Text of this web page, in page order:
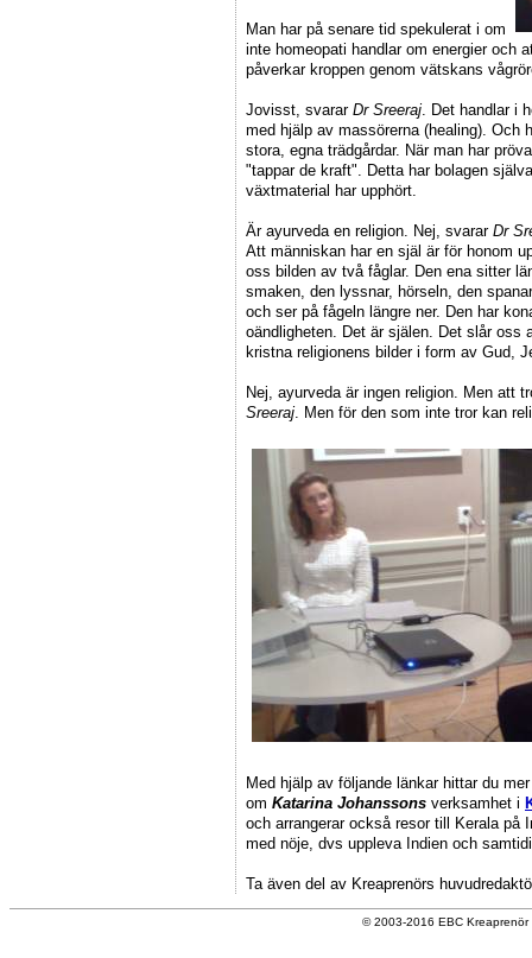
Man har på senare tid spekulerat i om
inte homeopati handlar om energier och
påverkar kroppen genom vätskans
Jovisst, svarar Dr Sreeraj. Det handlar i
med hjälp av massörerna (healing). Och
stora, egna trädgårdar. När man har
"tappar de kraft". Detta har bolagen
växtmaterial har upphört.
Är ayurveda en religion. Nej, svarar Dr
Att människan har en själ är för honom
oss bilden av två fåglar. Den ena sitter
smaken, den lyssnar, hörseln, den
och ser på fågeln längre ner. Den har
oändligheten. Det är själen. Det slår oss
kristna religionens bilder i form av Gud,
Nej, ayurveda är ingen religion. Men att
Sreeraj. Men för den som inte tror kan
Med hjälp av följande länkar hittar du
om Katarina Johanssons verksamhet i
och arrangerar också resor till Kerala
med nöje, dvs uppleva Indien och
Ta även del av Kreaprenörs
© 2003-2016 EBC Kreaprenör